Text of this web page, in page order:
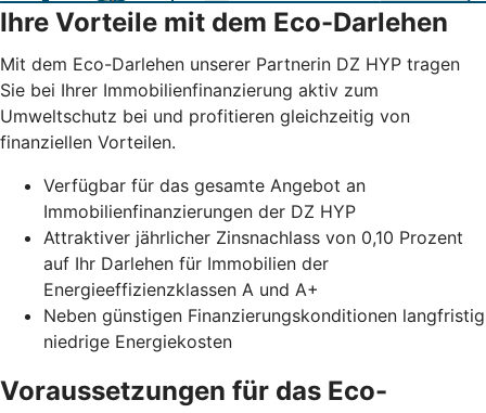
Ihre Vorteile mit dem Eco-Darlehen
Mit dem Eco-Darlehen unserer Partnerin DZ HYP tragen
Sie bei Ihrer Immobilienfinanzierung aktiv zum
Umweltschutz bei und profitieren gleichzeitig von
finanziellen Vorteilen.
Verfügbar für das gesamte Angebot an
Immobilienfinanzierungen der DZ HYP
Attraktiver jährlicher Zinsnachlass von 0,10 Prozent
auf Ihr Darlehen für Immobilien der
Energieeffizienzklassen A und A+
Neben günstigen Finanzierungskonditionen langfristig
niedrige Energiekosten
Voraussetzungen für das Eco-